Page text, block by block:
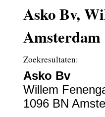
Asko Bv,
Amsterdam
Zoekresultaten:
Asko Bv
Willem
1096 BN